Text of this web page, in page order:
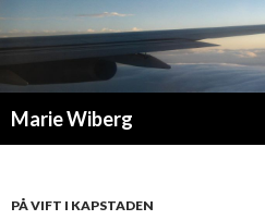
Marie Wiberg
PÅ VIFT I KAPSTADEN